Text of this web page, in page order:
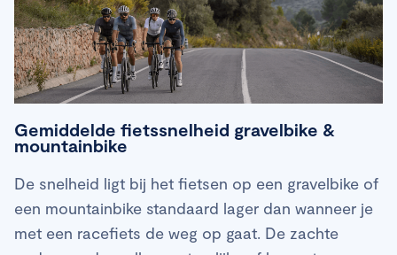
Gemiddelde fietssnelheid gravelbike &
mountainbike
De snelheid ligt bij het fietsen op een gravelbike of
een mountainbike standaard lager dan wanneer je
met een racefiets de weg op gaat. De zachte